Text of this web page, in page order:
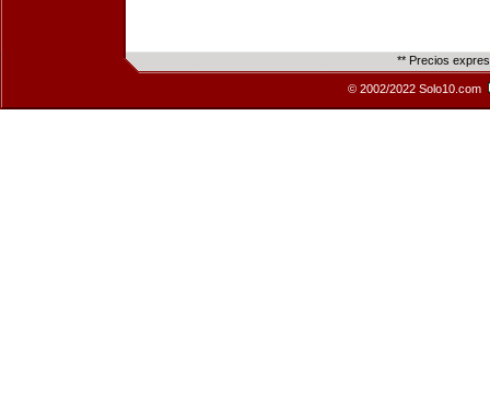
** Precios
© 2002/2022 Solo10.com